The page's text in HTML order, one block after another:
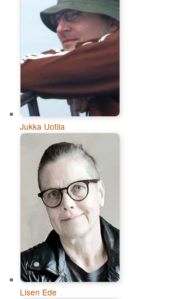
Jukka Uotila
Lisen Ede